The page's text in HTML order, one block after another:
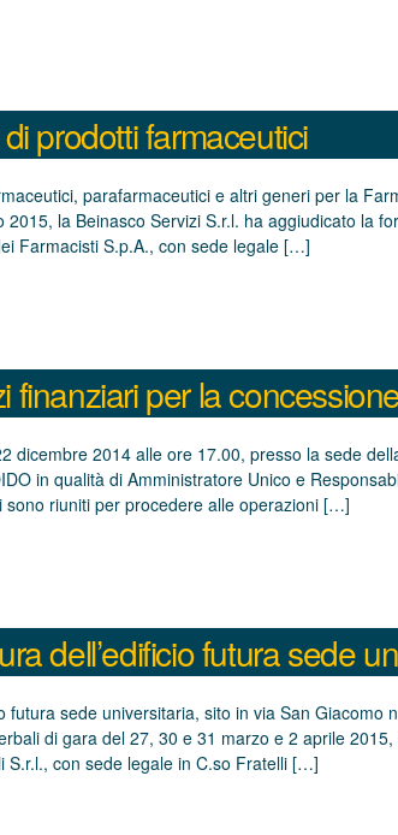
prodotti farmaceutici
parafarmaceutici e altri generi per la
la Beinasco Servizi S.r.l. ha aggiudicato la
Farmacisti S.p.A., con sede legale […]
finanziari per la
dicembre 2014 alle ore 17.00, presso la sede
in qualità di Amministratore Unico e
sono riuniti per procedere alle operazioni […]
dell’edificio futura sede
futura sede universitaria, sito in via San
di gara del 27, 30 e 31 marzo e 2 aprile
S.r.l., con sede legale in C.so Fratelli […]